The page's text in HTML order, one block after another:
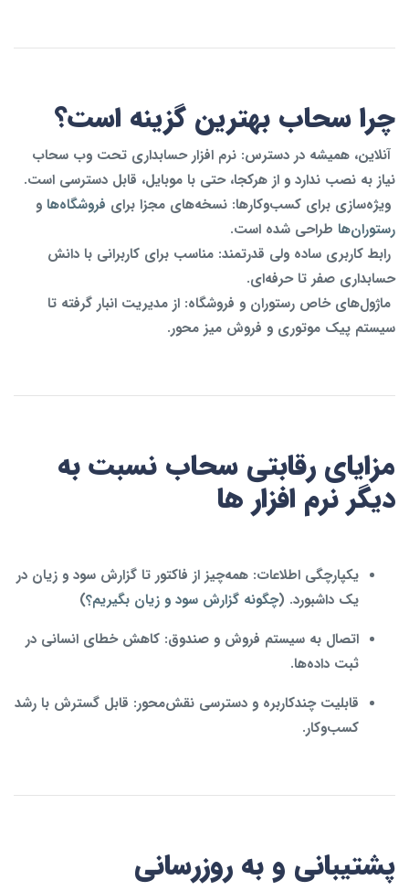
چرا سحاب بهترین گزینه است؟
آنلاین، همیشه در دسترس: نرم‌ افزار حسابداری تحت وب سحاب
نیاز به نصب ندارد و از هرکجا، حتی با موبایل، قابل دسترسی است.
ویژه‌سازی برای کسب‌وکارها: نسخه‌های مجزا برای فروشگاه‌ها و
رستوران‌ها طراحی شده است.
رابط کاربری ساده ولی قدرتمند: مناسب برای کاربرانی با دانش
حسابداری صفر تا حرفه‌ای.
ماژول‌های خاص رستوران و فروشگاه: از مدیریت انبار گرفته تا
سیستم پیک موتوری و فروش میز محور.
مزایای رقابتی سحاب نسبت به
دیگر نرم‌ افزار ها
یکپارچگی اطلاعات: همه‌چیز از فاکتور تا گزارش سود و زیان در
یک داشبورد. (چگونه گزارش سود و زیان بگیریم؟)
اتصال به سیستم فروش و صندوق: کاهش خطای انسانی در
ثبت داده‌ها.
قابلیت چندکاربره و دسترسی نقش‌محور: قابل گسترش با رشد
کسب‌وکار.
پشتیبانی و به‌ روزرسانی